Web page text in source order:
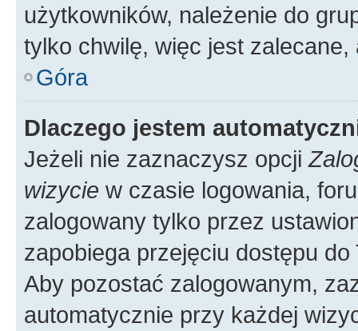
użytkowników, należenie do
tylko chwilę, więc jest zalecane,
Góra
Dlaczego jestem
Jeżeli nie zaznaczysz opcji
wizycie w czasie logowania,
zalogowany tylko przez
zapobiega przejęciu dostępu
Aby pozostać zalogowanym,
automatycznie przy każdej